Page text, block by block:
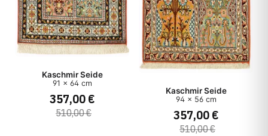
Kaschmir Seide
91 x 64 cm
357,00 €
510,00 €
Kaschmir Seide
94 x 56 cm
357,00 €
510,00 €